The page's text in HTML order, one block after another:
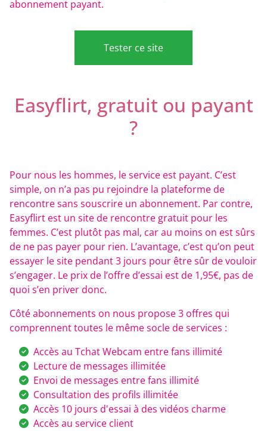
abonnement payant.
Tester ce site
Easyflirt, gratuit ou payant
?
Pour nous les hommes, le service est payant. C’est
simple, on n’a pas pu rejoindre la plateforme de
rencontre sans souscrire un abonnement. Par contre,
Easyflirt est un site de rencontre gratuit pour les
femmes. C’est plutôt pas mal, car au moins on est sûrs
de ne pas payer pour rien. L’avantage, c’est qu’on peut
essayer le site pendant 3 jours pour être sûr de vouloir
s’engager. Le prix de l’offre d’essai est de 1,95€, pas de
quoi s’en priver donc.
Côté abonnements on nous propose 3 offres qui
comprennent toutes le même socle de services :
Accès au Tchat Webcam entre fans illimité
Lecture de messages illimitée
Envoi de messages entre fans illimité
Consultation des profils illimitée
Accès 10 jours d'essai à des vidéos charme
Accès au service client